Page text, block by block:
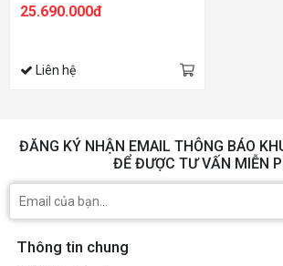
17.3 inch FHD | Win 11 | Đen)
25.690.000đ
Liên hệ
ĐĂNG KÝ NHẬN EMAIL THÔNG BÁO
ĐỂ ĐƯỢC TƯ VẤN MIỄN
Thông tin chung